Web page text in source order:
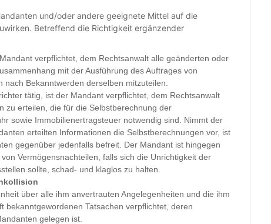
und/oder andere geeignete Mittel auf die
Betreffend die Richtigkeit ergänzender
verpflichtet, dem Rechtsanwalt alle geänderten oder
mit der Ausführung des Auftrages von
Bekanntwerden derselben mitzuteilen.
tätig, ist der Mandant verpflichtet, dem Rechtsanwalt
zu erteilen, die für die Selbstberechnung der
sowie Immobilienertragsteuer notwendig sind. Nimmt der
erteilten Informationen die Selbstberechnungen vor, ist
gegenüber jedenfalls befreit. Der Mandant ist hingegen
Vermögensnachteilen, falls sich die Unrichtigkeit der
sollte, schad- und klaglos zu halten.
über alle ihm anvertrauten Angelegenheiten und die ihm
bekanntgewordenen Tatsachen verpflichtet, deren
gelegen ist.